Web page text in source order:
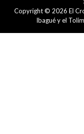
Copyright © 2026 El
Ibagué y el